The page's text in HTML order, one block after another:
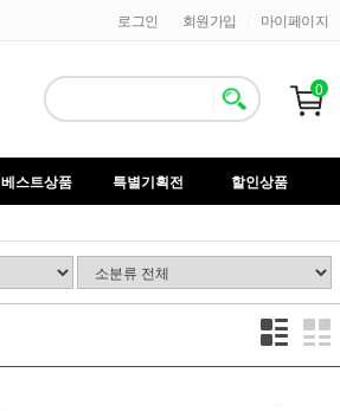
마이페이지
회원가입
로그인
0
베스트상품 특별기획전
할인상품